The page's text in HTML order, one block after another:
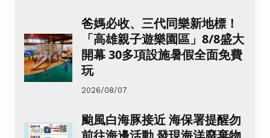
爸媽必收、三代同樂新地標！
「高雄親子遊樂園區」8/8盛大
開幕 30多項設施暑假全面免費
玩
2026/08/07
颱風白海豚接近 海保署提醒勿